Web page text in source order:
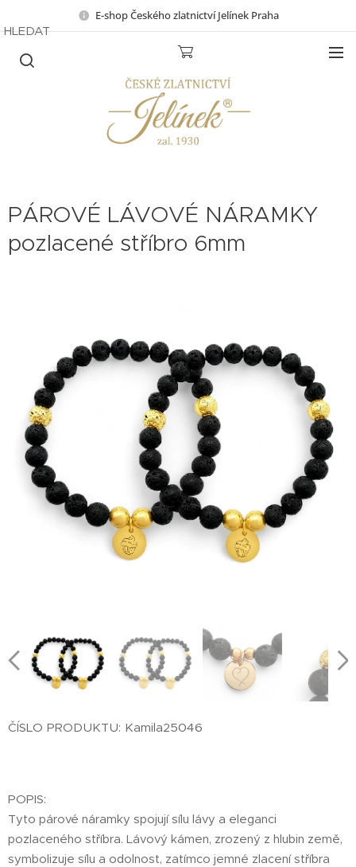
E-shop Českého zlatnictví Jelínek Praha
HLEDAT
PÁROVÉ LÁVOVÉ NÁRAMKY
pozlacené stříbro 6mm
ČÍSLO PRODUKTU: Kamila25046
POPIS:
Tyto párové náramky spojují sílu lávy a eleganci
pozlaceného stříbra. Lávový kámen, zrozený z hlubin země,
symbolizuje sílu a odolnost, zatímco jemné zlacení stříbra